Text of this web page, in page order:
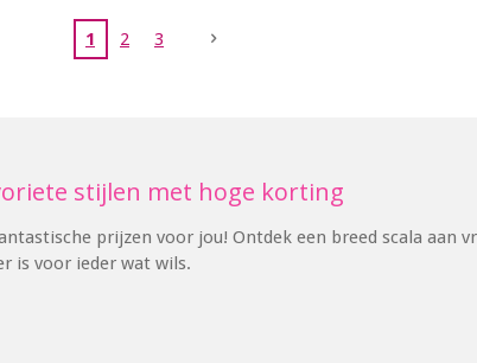
1 2 3
stijlen met hoge korting
prijzen voor jou! Ontdek een breed scala aan
is voor ieder wat wils.